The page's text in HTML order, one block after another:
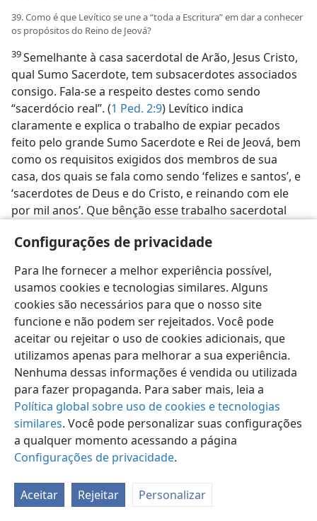
Configurações de privacidade
Para lhe fornecer a melhor experiência possível,
usamos cookies e tecnologias similares. Alguns
cookies são necessários para que o nosso site
funcione e não podem ser rejeitados. Você pode
aceitar ou rejeitar o uso de cookies adicionais, que
utilizamos apenas para melhorar a sua experiência.
Nenhuma dessas informações é vendida ou utilizada
para fazer propaganda. Para saber mais, leia a
Política global sobre uso de cookies e tecnologias
similares. Você pode personalizar suas configurações
a qualquer momento acessando a página
Configurações de privacidade.
Aceitar Rejeitar Personalizar
39. Como é que Levítico se une a “toda a Escritura” em dar a conhecer
os propósitos do Reino de Jeová?
39Semelhante à casa sacerdotal de Arão, Jesus Cristo,
qual Sumo Sacerdote, tem subsacerdotes associados
consigo. Fala-se a respeito destes como sendo
“sacerdócio real”. (1 Ped. 2:9) Levítico indica
claramente e explica o trabalho de expiar pecados
feito pelo grande Sumo Sacerdote e Rei de Jeová, bem
como os requisitos exigidos dos membros de sua
casa, dos quais se fala como sendo ‘felizes e santos’, e
‘sacerdotes de Deus e do Cristo, e reinando com ele
por mil anos’. Que bênção esse trabalho sacerdotal
perfeição, e que felicidade esse Reino celestial trará,
devemos todos agradecer ao Deus santo, Jeová, o seu
arranjo de um Sumo Sacerdote e Rei, e de um
sacerdócio real para declarar em toda a parte as Suas
excelências, em santificação de Seu nome! Deveras,
Levítico se une de modo maravilhoso a “toda a
Escritura” em dar a conhecer os propósitos do Reino
de Jeová. —Rev. 20:6.
Português (Brasil)
Copyright© 2026 Watch Tower Bible and Tract Society of Pennsylvania
Termos de Uso
Política de Privacidade